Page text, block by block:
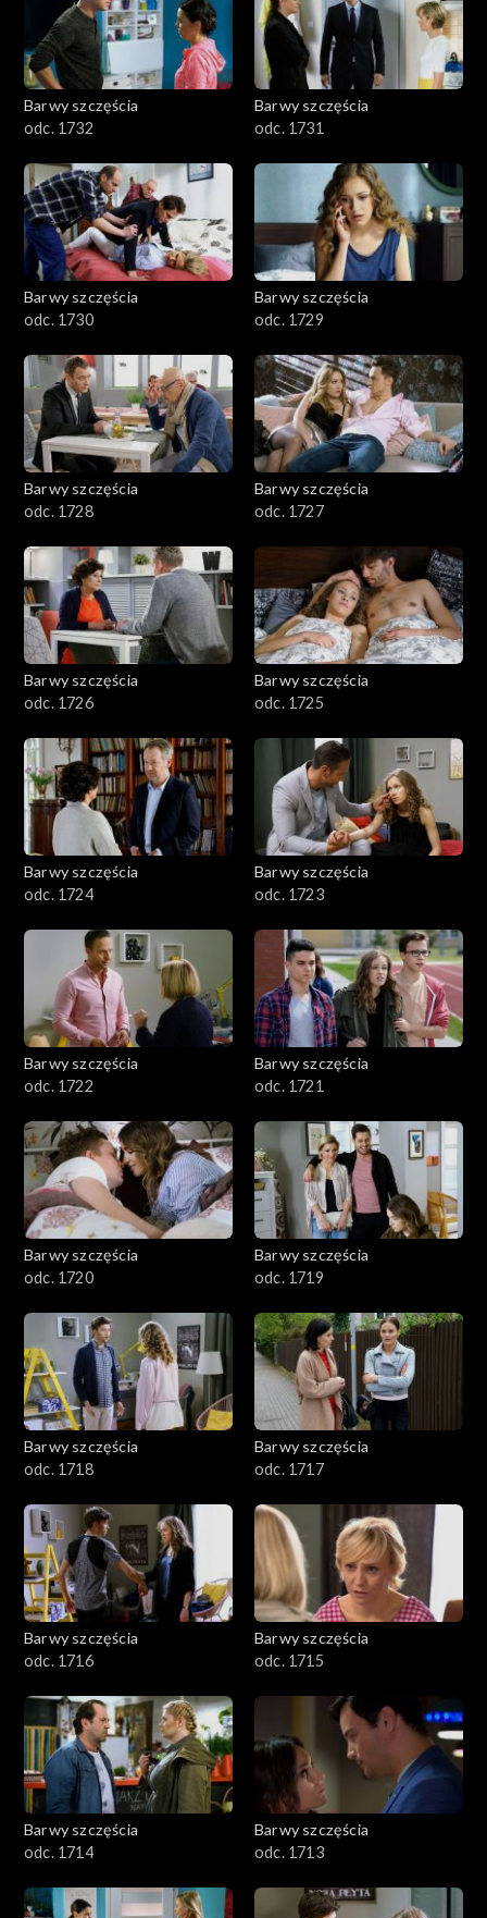
Barwy szczęścia
odc. 1732
Barwy szczęścia
odc. 1731
Barwy szczęścia
odc. 1730
Barwy szczęścia
odc. 1729
Barwy szczęścia
odc. 1728
Barwy szczęścia
odc. 1727
Barwy szczęścia
odc. 1726
Barwy szczęścia
odc. 1725
Barwy szczęścia
odc. 1724
Barwy szczęścia
odc. 1723
Barwy szczęścia
odc. 1722
Barwy szczęścia
odc. 1721
Barwy szczęścia
odc. 1720
Barwy szczęścia
odc. 1719
Barwy szczęścia
odc. 1718
Barwy szczęścia
odc. 1717
Barwy szczęścia
odc. 1716
Barwy szczęścia
odc. 1715
Barwy szczęścia
odc. 1714
Barwy szczęścia
odc. 1713